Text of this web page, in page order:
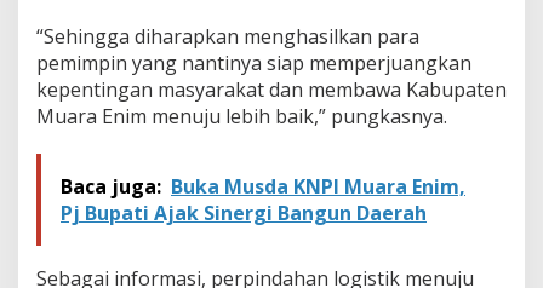
k
e
S
e
t
p
K
a
“Sehingga diharapkan menghasilkan para
pemimpin yang nantinya siap memperjuangkan
kepentingan masyarakat dan membawa Kabupaten
Muara Enim menuju lebih baik,” pungkasnya.
Baca juga: Buka Musda KNPI Muara Enim,
Pj Bupati Ajak Sinergi Bangun Daerah
Sebagai informasi, perpindahan logistik menuju